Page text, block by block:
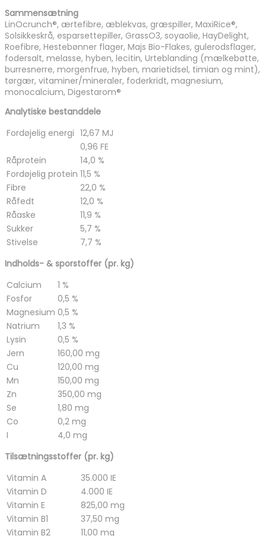
Sammensætning
LinOcrunch®, ærtefibre, æblekvas, græspiller, MaxiRice®,
Solsikkeskrå, esparsettepiller, GrassO3, soyaolie, HayDelight,
Roefibre, Hestebønner flager, Majs Bio-Flakes, gulerodsflager,
fodersalt, melasse, hyben, lecitin, Urteblanding (mælkebøtte,
burresnerre, morgenfrue, hyben, marietidsel, timian og mint),
tørgær, vitaminer/mineraler, foderkridt, magnesium,
monocalcium, Digestarom®
Analytiske bestanddele
Fordøjelig energi 12,67 MJ
0,96 FE
Råprotein
14,0 %
Fordøjelig protein 11,5 %
Fibre
22,0 %
Råfedt
12,0 %
Råaske
11,9 %
Sukker
5,7 %
Stivelse
7,7 %
Indholds- & sporstoffer (pr. kg)
Calcium
1 %
Fosfor
0,5 %
Magnesium 0,5 %
Natrium
1,3 %
Lysin
0,5 %
Jern
160,00 mg
Cu
120,00 mg
Mn
150,00 mg
Zn
350,00 mg
Se
1,80 mg
Co
0,2 mg
I
4,0 mg
Tilsætningsstoffer (pr. kg)
Vitamin A
35.000 IE
Vitamin D
4.000 IE
Vitamin E
825,00 mg
Vitamin B1
37,50 mg
Vitamin B2
11,00 mg